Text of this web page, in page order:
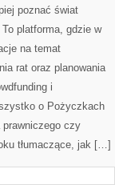
poznać świat
platforma, gdzie w
na temat
rat oraz planowania
i
o Pożyczkach
czy
tłumaczące, jak […]